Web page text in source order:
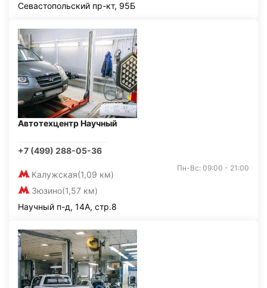
Севастопольский пр-кт, 95Б
Автотехцентр Научный
+7 (499) 288-05-36
Калужская(1,09 км)
Зюзино(1,57 км)
Пн-Вс: 09:00 - 21:00
Научный п-д, 14А, стр.8